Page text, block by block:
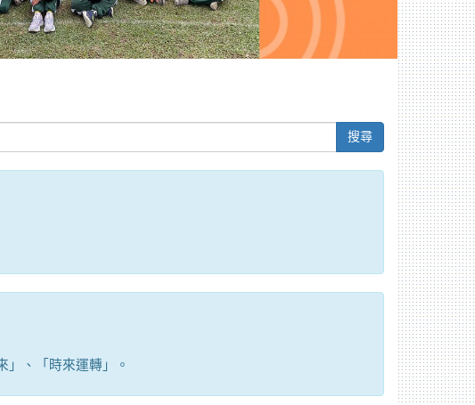
搜尋
」、「時來運轉」。